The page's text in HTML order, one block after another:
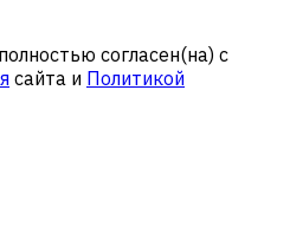
согласен(на) с
сайта и Политикой